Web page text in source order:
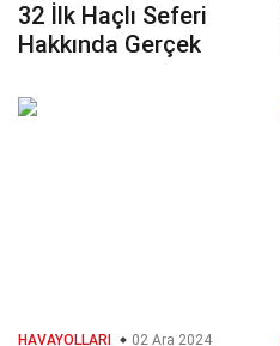
32 İlk Haçlı Seferi
Hakkında Gerçek
HAVAYOLLARI 02 Ara 2024